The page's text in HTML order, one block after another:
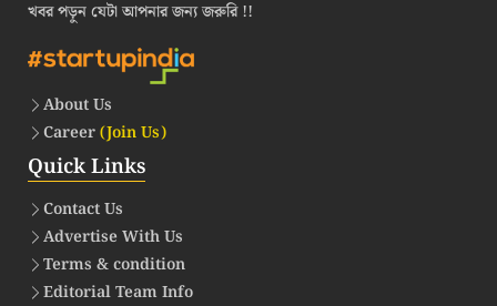
খবর পড়ুন যেটা আপনার জন্য জরুরি !!
About Us
Career(Join Us)
Quick Links
Contact Us
Advertise With Us
Terms & condition
Editorial Team Info